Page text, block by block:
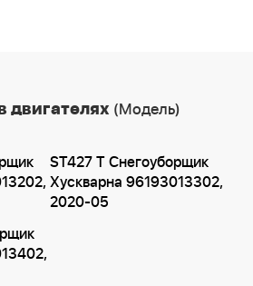
двигателях (Модель)
ST427 T Снегоуборщик
Хускварна 96193013302,
2020-05